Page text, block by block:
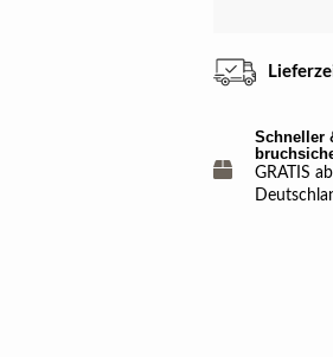
Schneller
GRATIS